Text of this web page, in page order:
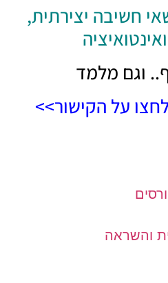
יצירתית,
מלמד
על הקישור>>